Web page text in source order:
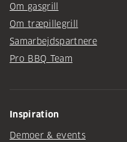
Om gasgrill
Om træpillegrill
Samarbejdspartnere
Pro BBQ Team
Inspiration
Demoer & events